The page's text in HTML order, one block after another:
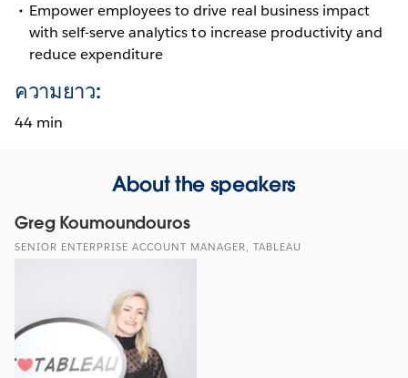
Empower employees to drive real business impact
with self-serve analytics to increase productivity and
reduce expenditure
ความยาว:
44 min
About the speakers
Greg Koumoundouros
SENIOR ENTERPRISE ACCOUNT MANAGER, TABLEAU